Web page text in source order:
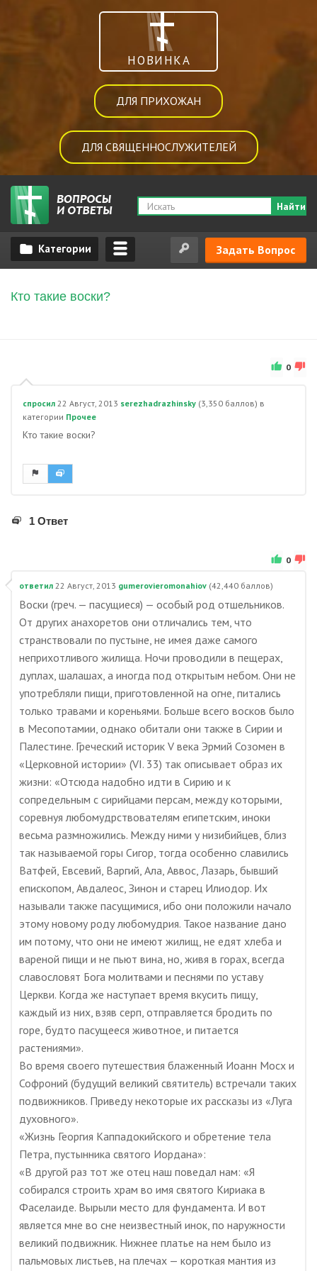
НОВИНКА
ДЛЯ ПРИХОЖАН
ДЛЯ СВЯЩЕННОСЛУЖИТЕЛЕЙ
Найти
Задать Вопрос
Кто такие воски?
0
спросил 22 Август, 2013 serezhadrazhinsky (3,350 баллов) в
категории Прочее
Кто такие воски?
1 Ответ
0
ответил 22 Август, 2013 gumerovieromonahiov (42,440 баллов)
Воски (греч. — пасущиеся) — особый род отшельников.
От других анахоретов они отличались тем, что
странствовали по пустыне, не имея даже самого
неприхотливого жилища. Ночи проводили в пещерах,
дуплах, шалашах, а иногда под открытым небом. Они не
употребляли пищи, приготовленной на огне, питались
только травами и кореньями. Больше всего восков было
в Месопотамии, однако обитали они также в Сирии и
Палестине. Греческий историк V века Эрмий Созомен в
«Церковной истории» (VI. 33) так описывает образ их
жизни: «Отсюда надобно идти в Сирию и к
сопредельным с сирийцами персам, между которыми,
соревнуя любомудрствователям египетским, иноки
весьма размножились. Между ними у низибийцев, близ
так называемой горы Сигор, тогда особенно славились
Ватфей, Евсевий, Варгий, Ала, Аввос, Лазарь, бывший
епископом, Авдалеос, Зинон и старец Илиодор. Их
называли также пасущимися, ибо они положили начало
этому новому роду любомудрия. Такое название дано
им потому, что они не имеют жилищ, не едят хлеба и
вареной пищи и не пьют вина, но, живя в горах, всегда
славословят Бога молитвами и песнями по уставу
Церкви. Когда же наступает время вкусить пищу,
каждый из них, взяв серп, отправляется бродить по
горе, будто пасущееся животное, и питается
растениями».
Во время своего путешествия блаженный Иоанн Мосх и
Софроний (будущий великий святитель) встречали таких
подвижников. Приведу некоторые их рассказы из «Луга
духовного».
«Жизнь Георгия Каппадокийского и обретение тела
Петра, пустынника святого Иордана»:
«В другой раз тот же отец наш поведал нам: «Я
собирался строить храм во имя святого Кириака в
Фаселаиде. Вырыли место для фундамента. И вот
является мне во сне неизвестный инок, по наружности
великий подвижник. Нижнее платье на нем было из
пальмовых листьев, на плечах — короткая мантия из